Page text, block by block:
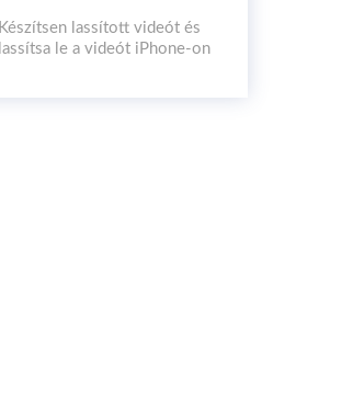
Készítsen lassított videót és
lassítsa le a videót iPhone-on